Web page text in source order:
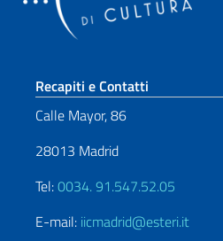
Sezione footer
Recapiti e Contatti
Calle Mayor, 86
28013 Madrid
Tel:0034. 91.547.52.05
E-mail: iicmadrid@esteri.it